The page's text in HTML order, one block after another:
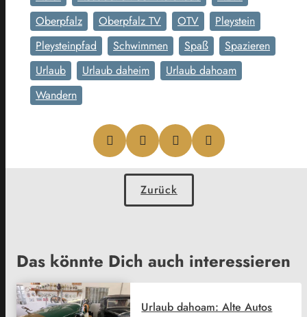
Oberpfalz
Oberpfalz TV OTV
Pleystein
Pleysteinpfad
Schwimmen Spaß
Spazieren
Urlaub
Urlaub daheim
Urlaub dahoam
Wandern
Zurück
Das könnte Dich auch interessieren
Urlaub dahoam: Alte Autos